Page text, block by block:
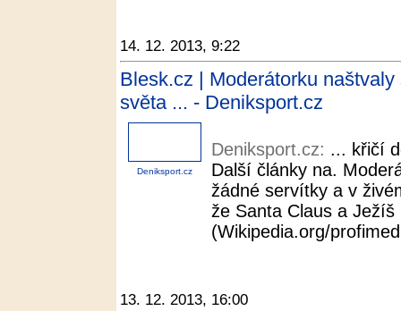
14. 12. 2013, 9:22
Blesk.cz | Moderátorku
světa ... - Deniksport.cz
Deniksport.cz
Deniksport.cz: ... křičí
Další články na.
žádné servítky a v
že Santa Claus a Ježíš
(Wikipedia.org/
13. 12. 2013, 16:00